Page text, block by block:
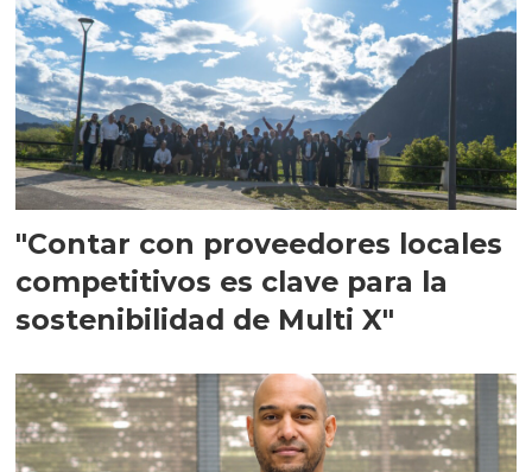
"Contar con proveedores locales
competitivos es clave para la
sostenibilidad de Multi X"